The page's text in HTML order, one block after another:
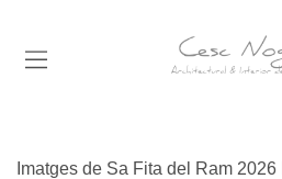
Imatges de Sa Fita del Ram